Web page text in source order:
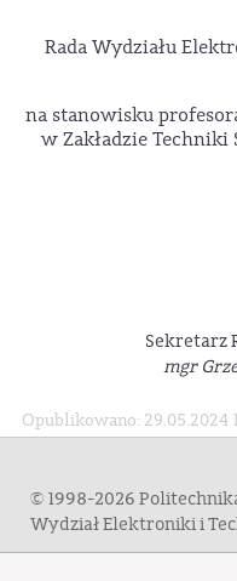
Rada Wydziału
na stanowisku
w Zakładzie
Sekretarz
mgr
Opublikowano: 29.05.2024
© 1998-2026
Wydział Elektroniki i